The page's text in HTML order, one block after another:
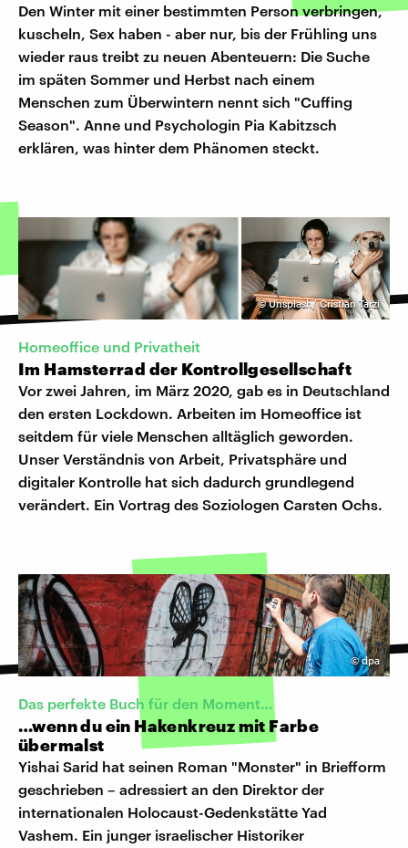
Den Winter mit einer bestimmten Person verbringen,
kuscheln, Sex haben - aber nur, bis der Frühling uns
wieder raus treibt zu neuen Abenteuern: Die Suche
im späten Sommer und Herbst nach einem
Menschen zum Überwintern nennt sich "Cuffing
Season". Anne und Psychologin Pia Kabitzsch
erklären, was hinter dem Phänomen steckt.
©Unsplash/ Cristian Tarzi
Homeoffice und Privatheit
Im Hamsterrad der Kontrollgesellschaft
Vor zwei Jahren, im März 2020, gab es in Deutschland
den ersten Lockdown. Arbeiten im Homeoffice ist
seitdem für viele Menschen alltäglich geworden.
Unser Verständnis von Arbeit, Privatsphäre und
digitaler Kontrolle hat sich dadurch grundlegend
verändert. Ein Vortrag des Soziologen Carsten Ochs.
©dpa
Das perfekte Buch für den Moment…
…wenn du ein Hakenkreuz mit Farbe
übermalst
Yishai Sarid hat seinen Roman "Monster" in Briefform
geschrieben – adressiert an den Direktor der
internationalen Holocaust-Gedenkstätte Yad
Vashem. Ein junger israelischer Historiker